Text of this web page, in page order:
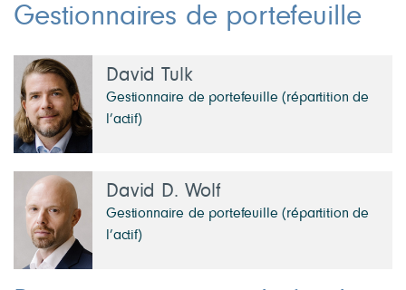
Gestionnaires de portefeuille
David Tulk
Gestionnaire de portefeuille (répartition de
l’actif)
David D. Wolf
Gestionnaire de portefeuille (répartition de
l’actif)